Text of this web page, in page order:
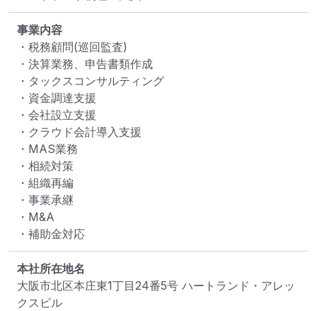
事業内容
・税務顧問(巡回監査)
・決算業務、申告書類作成
・タックスコンサルティング
・資金調達支援
・会社設立支援
・クラウド会計導入支援
・MAS業務
・相続対策
・組織再編
・事業承継
・M&A
・補助金対応
本社所在地名
大阪市北区本庄東1丁目24番5号 ハートランド・アレッ
クスビル